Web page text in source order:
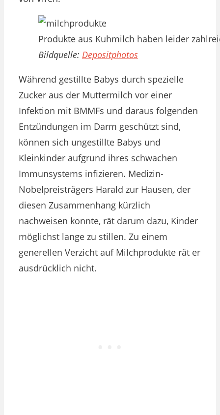
Produkte aus Kuhmilch haben leider
Bildquelle: Depositphotos
Während gestillte Babys durch spezielle
Zucker aus der Muttermilch vor einer
Infektion mit BMMFs und daraus folgenden
Entzündungen im Darm geschützt sind,
können sich ungestillte Babys und
Kleinkinder aufgrund ihres schwachen
Immunsystems infizieren. Medizin-
Nobelpreisträgers Harald zur Hausen, der
diesen Zusammenhang kürzlich
nachweisen konnte, rät darum dazu, Kinder
möglichst lange zu stillen. Zu einem
generellen Verzicht auf Milchprodukte rät er
ausdrücklich nicht.